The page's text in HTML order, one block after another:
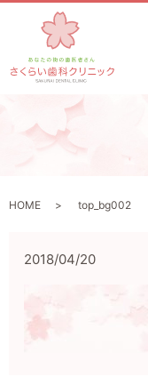
HOME top_bg002
2018/04/20